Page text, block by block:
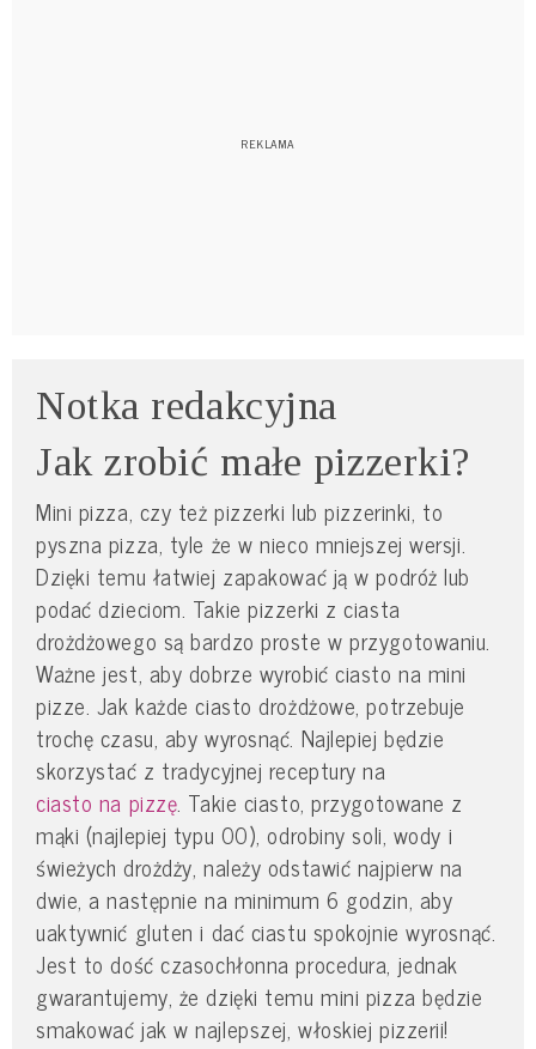
Notka redakcyjna
Jak zrobić małe pizzerki?
Mini pizza, czy też pizzerki lub pizzerinki, to
pyszna pizza, tyle że w nieco mniejszej wersji.
Dzięki temu łatwiej zapakować ją w podróż lub
podać dzieciom. Takie pizzerki z ciasta
drożdżowego są bardzo proste w przygotowaniu.
Ważne jest, aby dobrze wyrobić ciasto na mini
pizze. Jak każde ciasto drożdżowe, potrzebuje
trochę czasu, aby wyrosnąć. Najlepiej będzie
skorzystać z tradycyjnej receptury na
ciasto na pizzę. Takie ciasto, przygotowane z
mąki (najlepiej typu 00), odrobiny soli, wody i
świeżych drożdży, należy odstawić najpierw na
dwie, a następnie na minimum 6 godzin, aby
uaktywnić gluten i dać ciastu spokojnie wyrosnąć.
Jest to dość czasochłonna procedura, jednak
gwarantujemy, że dzięki temu mini pizza będzie
smakować jak w najlepszej, włoskiej pizzerii!